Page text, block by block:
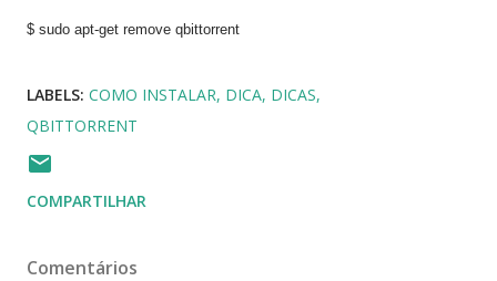
$ sudo apt-get remove qbittorrent
LABELS: COMO INSTALAR DICA DICAS
QBITTORRENT
COMPARTILHAR
Comentários